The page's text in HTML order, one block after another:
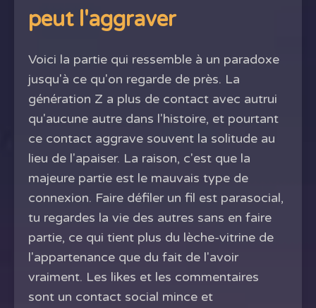
peut l'aggraver
Voici la partie qui ressemble à un paradoxe
jusqu'à ce qu'on regarde de près. La
génération Z a plus de contact avec autrui
qu'aucune autre dans l'histoire, et pourtant
ce contact aggrave souvent la solitude au
lieu de l'apaiser. La raison, c'est que la
majeure partie est le mauvais type de
connexion. Faire défiler un fil est parasocial,
tu regardes la vie des autres sans en faire
partie, ce qui tient plus du lèche-vitrine de
l'appartenance que du fait de l'avoir
vraiment. Les likes et les commentaires
sont un contact social mince et